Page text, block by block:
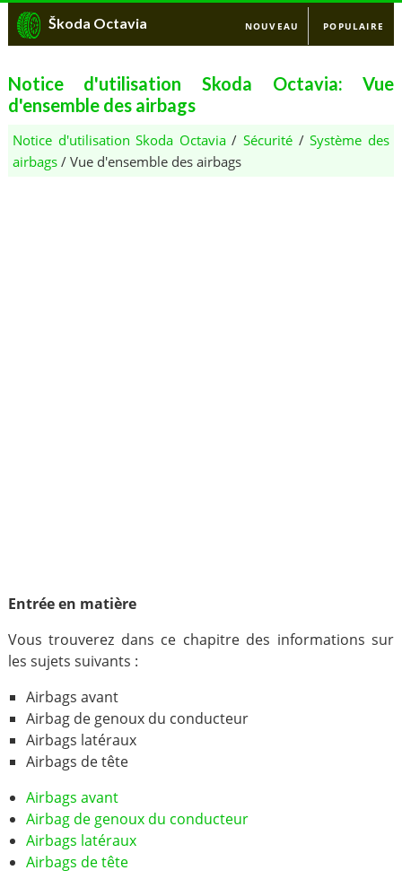
Škoda Octavia NOUVEAU POPULAIRE
Notice d'utilisation Skoda Octavia: Vue
d'ensemble des airbags
Notice d'utilisation Skoda Octavia/Sécurité /Système des
airbags/ Vue d'ensemble des airbags
Entrée en matière
Vous trouverez dans ce chapitre des informations sur
les sujets suivants :
Airbags avant
Airbag de genoux du conducteur
Airbags latéraux
Airbags de tête
Airbags avant
Airbag de genoux du conducteur
Airbags latéraux
Airbags de tête